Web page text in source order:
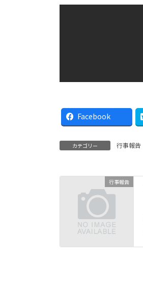
Facebook
カテゴリー 行事報告
行事報告